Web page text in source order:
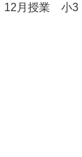
月授業 小